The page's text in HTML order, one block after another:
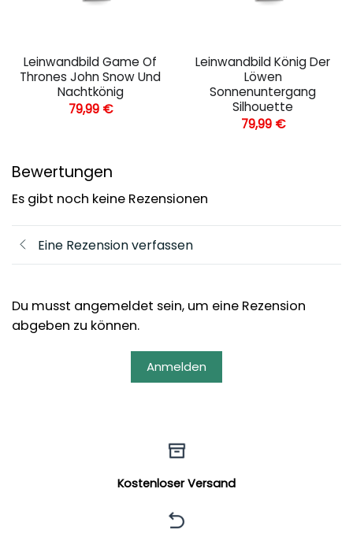
Leinwandbild Game Of
Thrones John Snow Und
Nachtkönig
79,99 €
Leinwandbild König Der
Löwen
Sonnenuntergang
Silhouette
79,99 €
Bewertungen
Es gibt noch keine Rezensionen
Eine Rezension verfassen
Du musst angemeldet sein, um eine Rezension
abgeben zu können.
Anmelden
Kostenloser Versand